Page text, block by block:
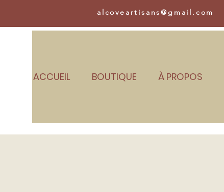
alcoveartisans@gmail.com
ACCUEIL BOUTIQUE À PROPOS